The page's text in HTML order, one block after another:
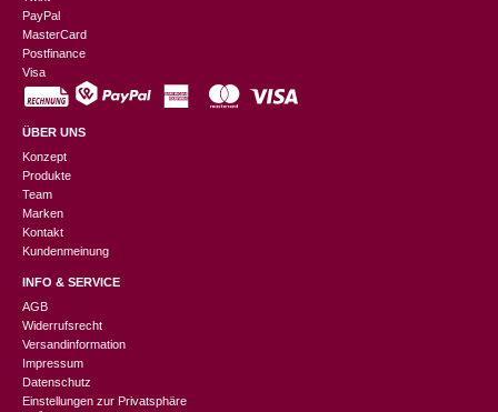
PayPal
MasterCard
Postfinance
Visa
ÜBER UNS
Konzept
Produkte
Team
Marken
Kontakt
Kundenmeinung
INFO & SERVICE
AGB
Widerrufsrecht
Versandinformation
Impressum
Datenschutz
Einstellungen zur Privatsphäre